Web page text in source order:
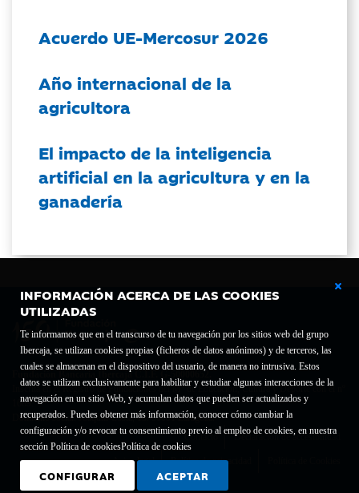
INFORMACIÓN ACERCA DE LAS COOKIES
UTILIZADAS
Te informamos que en el transcurso de tu navegación por los sitios web del grupo
Ibercaja, se utilizan cookies propias (ficheros de datos anónimos) y de terceros, las
cuales se almacenan en el dispositivo del usuario, de manera no intrusiva. Estos
datos se utilizan exclusivamente para habilitar y estudiar algunas interacciones de la
navegación en un sitio Web, y acumulan datos que pueden ser actualizados y
recuperados. Puedes obtener más información, conocer cómo cambiar la
configuración y/o revocar tu consentimiento previo al empleo de cookies, en nuestra
sección Política de cookiesPolítica de cookies
CONFIGURAR ACEPTAR
Acuerdo UE-Mercosur 2026
Año internacional de la
agricultora
El impacto de la inteligencia
artificial en la agricultura y en la
ganadería
Fundación Bancaria Ibercaja C.I.F. G-50000652.
Inscrita en el Registro de Fundaciones del Mº de Educación, Cultura y Deporte con el nº
1689.
Domicilio social: Joaquín Costa, 13. 50001 Zaragoza.
Contacto
Declaración de accesibilidad
Aviso legal Política de privacidad